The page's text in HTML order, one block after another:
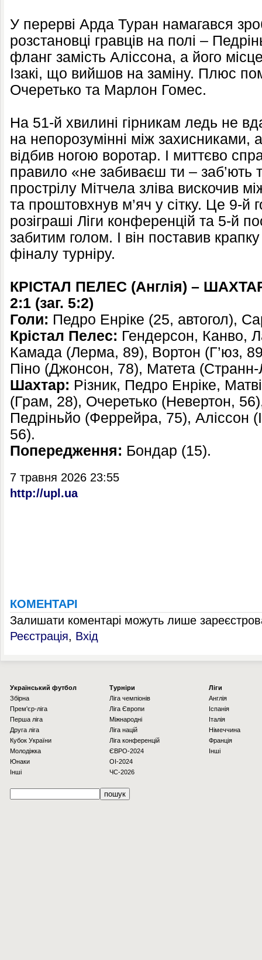
У перерві Арда Туран намагався
розстановці гравців на полі –
фланг замість Аліссона, а його
Ізакі, що вийшов на заміну. Плюс
Очеретько та Марлон Гомес.
На 51-й хвилині гірникам ледь не
на непорозумінні між захисниками,
відбив ногою воротар. І миттєво
правило «не забиваєш ти – заб’ють
прострілу Мітчела зліва вискочив
та проштовхнув м’яч у сітку. Це 9-й
розіграші Ліги конференцій та 5-й
забитим голом. І він поставив
фіналу турніру.
КРІСТАЛ ПЕЛЕС (Англія) –
2:1 (заг. 5:2)
Голи: Педро Енріке (25, автогол),
Крістал Пелес: Гендерсон, Канво,
Камада (Лерма, 89), Вортон (Г’юз,
Піно (Джонсон, 78), Матета
Шахтар: Різник, Педро Енріке,
(Грам, 28), Очеретько (Невертон,
Педріньйо (Феррейра, 75), Аліссон
56).
Попередження: Бондар (15).
7 травня 2026 23:55
http://upl.ua
КОМЕНТАРІ
Залишати коментарі можуть лише
Реєстрація, Вхід
Українcький футбол
Збірна
Прем'єр-ліга
Перша ліга
Друга ліга
Кубок України
Молодіжка
Юнаки
Інші
Турніри
Ліга чемпіонів
Ліга Європи
Міжнародні
Ліга націй
Ліга конференцій
ЄВРО-2024
OI-2024
ЧС-2026
Ліги
Англія
Іспанія
Італія
Німеччина
Франція
Інші